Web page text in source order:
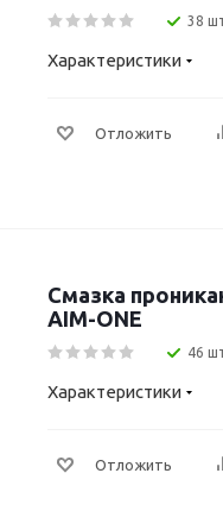
38
Характеристики
Отложить
Смазка
AIM-ONE
46
Характеристики
Отложить